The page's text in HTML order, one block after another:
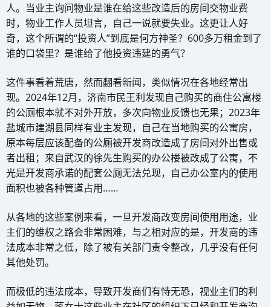
人。当业主询问物业是谁在给这些改造后的房间交物业费
时，物业工作人员坦言，自己一说就要失业。这更让人好
奇，这个所谓的“投资人”到底是何方神圣？600多万租金到了
谁的口袋里？是谁给了他投资违建的勇气？
这件事看着荒唐，然而翻看新闻，类似情况在各地经常出
现。2024年12月，济南市民王利发现自己购买的商住公寓楼
的公厕根本就不对外开放，多次向物业反馈也无果；2023年
盐城市建湖县同样有业主发现，自己在当地购买的公寓房，
原本每层应该配备的公厕被开发商改造成了房间对外出售或
者出租；来自武汉的徐先生购买的办公楼被改成了公寓，不
光是开发商承诺的配套公厕无法兑现，自己办公室内的使用
面积也被各种管道占用……
从各地的这些案例来看，一旦开发商改变房间使用用途，业
主们的维权之路会非常困难，与之相对应的是，开发商的违
法成本非常之低，除了被有关部门责令整改，几乎没有任何
其他处罚。
而极低的违法成本，导致开发商们有恃无恐，视业主们的利